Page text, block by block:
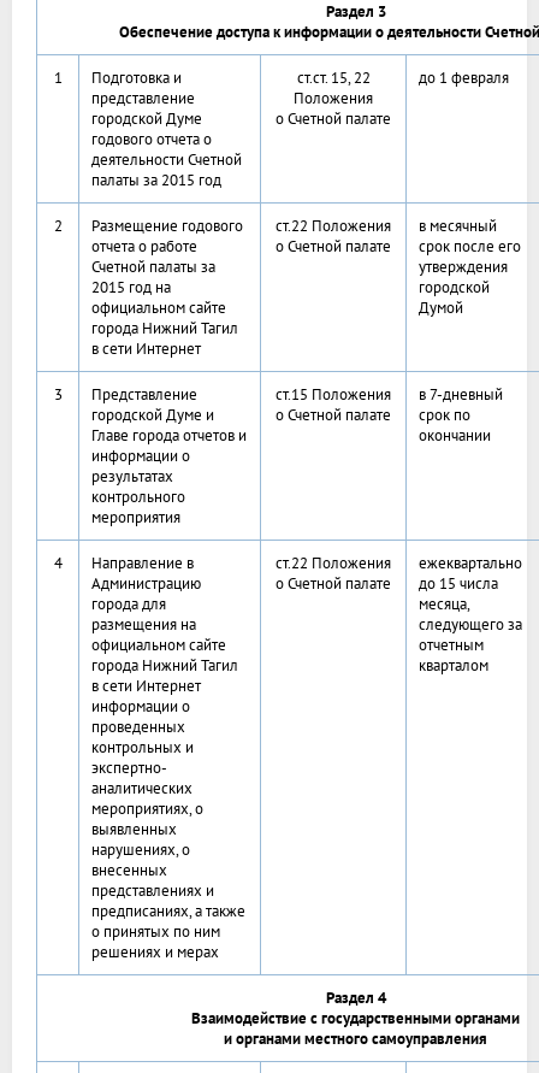
Раздел 3
Обеспечение доступа к информации о деятельности
1
Подготовка и
представление
городской Думе
годового отчета о
деятельности Счетной
палаты за 2015 год
ст.ст. 15, 22
Положения
о Счетной палате
до 1 февраля
2
Размещение годового
отчета о работе
Счетной палаты за
2015 год на
официальном сайте
города Нижний Тагил
в сети Интернет
ст.22 Положения
о Счетной палате
в месячный
срок после его
утверждения
городской
Думой
3
Представление
городской Думе и
Главе города отчетов и
информации о
результатах
контрольного
мероприятия
ст.15 Положения
о Счетной палате
в 7-дневный
срок по
окончании
4
Направление в
Администрацию
города для
размещения на
официальном сайте
города Нижний Тагил
в сети Интернет
информации о
проведенных
контрольных и
экспертно-
аналитических
мероприятиях, о
выявленных
нарушениях, о
внесенных
представлениях и
предписаниях, а также
о принятых по ним
решениях и мерах
ст.22 Положения
о Счетной палате
ежеквартально
до 15 числа
месяца,
следующего за
отчетным
кварталом
Раздел 4
Взаимодействие с государственными органами
и органами местного самоуправления